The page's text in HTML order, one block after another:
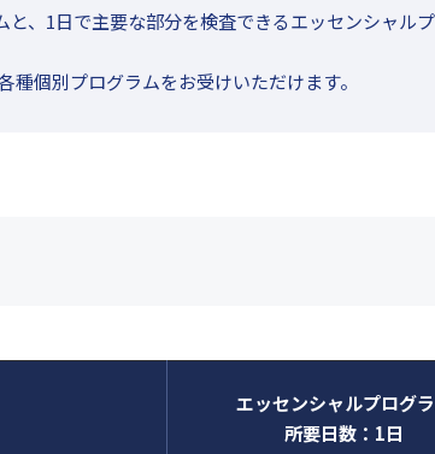
、1日で主要な部分を検査できるエッセンシャル
個別プログラムをお受けいただけます。
エッセンシャルプログ
所要日数：1日